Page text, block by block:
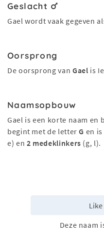
Geslacht
Gael wordt vaak gegeven
Oorsprong
De oorsprong van Gael is
Naamsopbouw
Gael is een korte naam en
begint met de letterG en
e) en 2 medeklinkers (g, l).
Like
Deze naam